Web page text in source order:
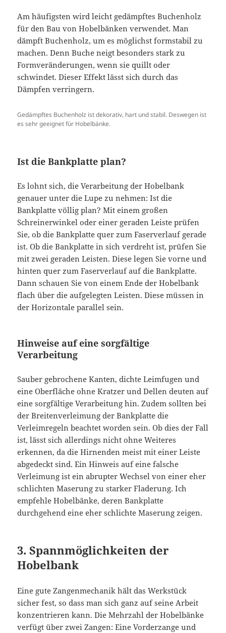
Am häufigsten wird leicht gedämpftes Buchenholz
für den Bau von Hobelbänken verwendet. Man
dämpft Buchenholz, um es möglichst formstabil zu
machen. Denn Buche neigt besonders stark zu
Formveränderungen, wenn sie quillt oder
schwindet. Dieser Effekt lässt sich durch das
Dämpfen verringern.
Gedämpftes Buchenholz ist dekorativ, hart und stabil. Deswegen ist
es sehr geeignet für Hobelbänke.
Ist die Bankplatte plan?
Es lohnt sich, die Verarbeitung der Hobelbank
genauer unter die Lupe zu nehmen: Ist die
Bankplatte völlig plan? Mit einem großen
Schreinerwinkel oder einer geraden Leiste prüfen
Sie, ob die Bankplatte quer zum Faserverlauf gerade
ist. Ob die Bankplatte in sich verdreht ist, prüfen Sie
mit zwei geraden Leisten. Diese legen Sie vorne und
hinten quer zum Faserverlauf auf die Bankplatte.
Dann schauen Sie von einem Ende der Hobelbank
flach über die aufgelegten Leisten. Diese müssen in
der Horizontale parallel sein.
Hinweise auf eine sorgfältige
Verarbeitung
Sauber gebrochene Kanten, dichte Leimfugen und
eine Oberfläche ohne Kratzer und Dellen deuten auf
eine sorgfältige Verarbeitung hin. Zudem sollten bei
der Breitenverleimung der Bankplatte die
Verleimregeln beachtet worden sein. Ob dies der Fall
ist, lässt sich allerdings nicht ohne Weiteres
erkennen, da die Hirnenden meist mit einer Leiste
abgedeckt sind. Ein Hinweis auf eine falsche
Verleimung ist ein abrupter Wechsel von einer eher
schlichten Maserung zu starker Fladerung. Ich
empfehle Hobelbänke, deren Bankplatte
durchgehend eine eher schlichte Maserung zeigen.
3. Spannmöglichkeiten der
Hobelbank
Eine gute Zangenmechanik hält das Werkstück
sicher fest, so dass man sich ganz auf seine Arbeit
konzentrieren kann. Die Mehrzahl der Hobelbänke
verfügt über zwei Zangen: Eine Vorderzange und